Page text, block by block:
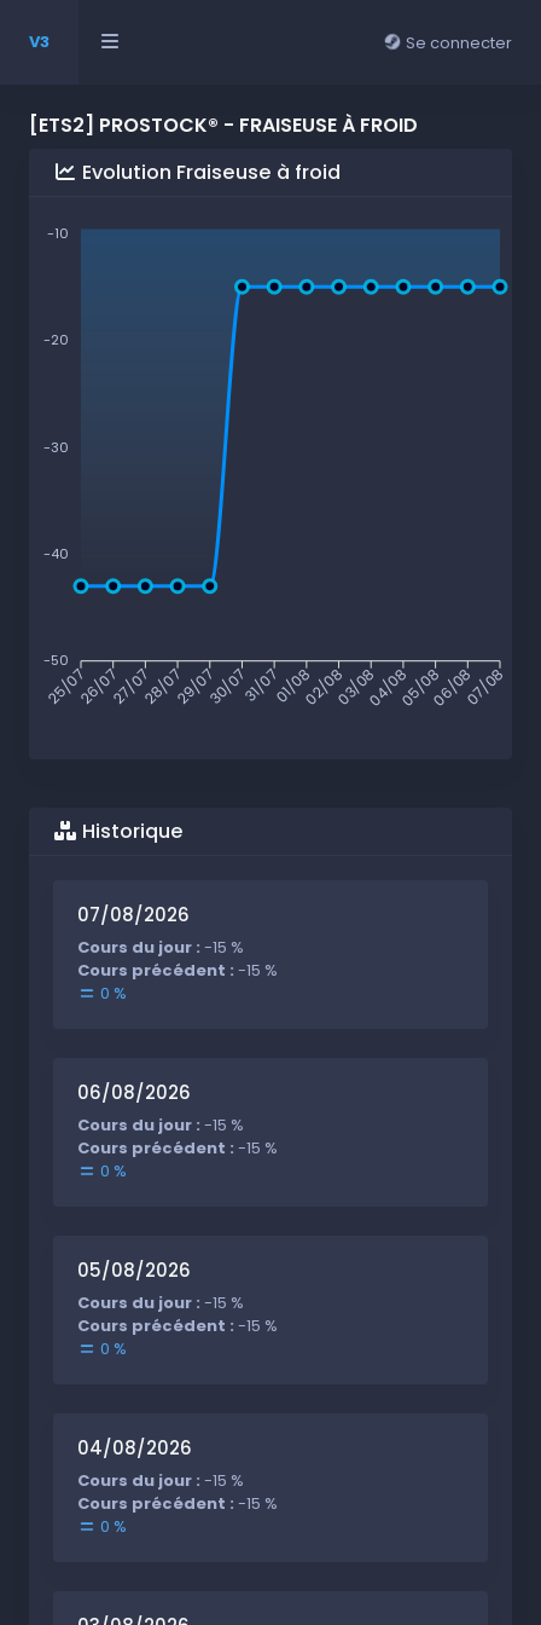
V3 Se connecter
[ETS2] PROSTOCK® - FRAISEUSE À FROID
Evolution Fraiseuse à froid
-10
-20
-30
-40
-50
25/0726/0727/0728/0729/0730/0731/0701/0802/0803/0804/0805/0806/0807/08
Historique
07/08/2026
Cours du jour : -15 %
Cours précédent : -15 %
0 %
06/08/2026
Cours du jour : -15 %
Cours précédent : -15 %
0 %
05/08/2026
Cours du jour : -15 %
Cours précédent : -15 %
0 %
04/08/2026
Cours du jour : -15 %
Cours précédent : -15 %
0 %